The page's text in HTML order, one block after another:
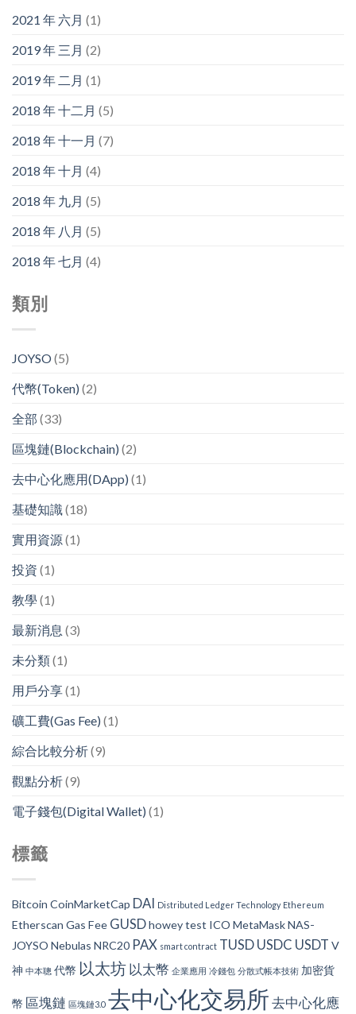
2021 年 六月 (1)
2019 年 三月 (2)
2019 年 二月 (1)
2018 年 十二月 (5)
2018 年 十一月 (7)
2018 年 十月 (4)
2018 年 九月 (5)
2018 年 八月 (5)
2018 年 七月 (4)
類別
JOYSO(5)
代幣(Token) (2)
全部 (33)
區塊鏈(Blockchain) (2)
去中心化應用(DApp) (1)
基礎知識(18)
實用資源(1)
投資 (1)
教學 (1)
最新消息 (3)
未分類(1)
用戶分享(1)
礦工費(Gas Fee) (1)
綜合比較分析(9)
觀點分析(9)
電子錢包(Digital Wallet) (1)
標籤
Bitcoin CoinMarketCap DAI Distributed Ledger Technology Ethereum
Etherscan Gas Fee GUSDhowey test ICO MetaMaskNAS-
JOYSO Nebulas NRC20 PAX smart contract TUSD USDC USDT V
神 中本聰 代幣 以太坊 以太幣 企業應用 冷錢包 分散式帳本技術 加密貨
幣 區塊鏈 區塊鏈3.0 去中心化交易所 去中心化應